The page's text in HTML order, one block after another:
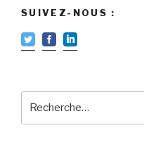
SUIVEZ-NOUS :